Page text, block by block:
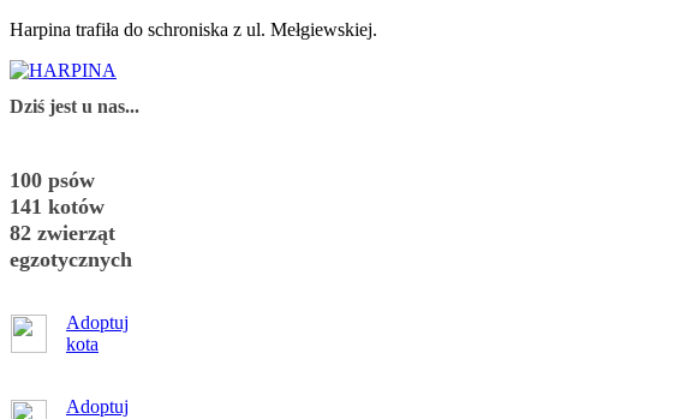
Harpina trafiła do schroniska z ul. Mełgiewskiej.
Dziś jest u nas...
100 psów
141 kotów
82 zwierząt
egzotycznych
Adoptuj
kota
Adoptuj